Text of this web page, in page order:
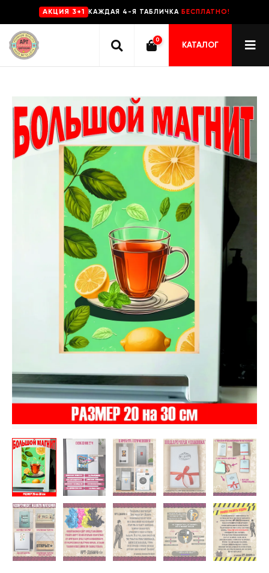
AKЦИЯ 3+1 КАЖДАЯ 4-Я ТАБЛИЧКА БЕСПЛАТНО!
0
КАТАЛОГ